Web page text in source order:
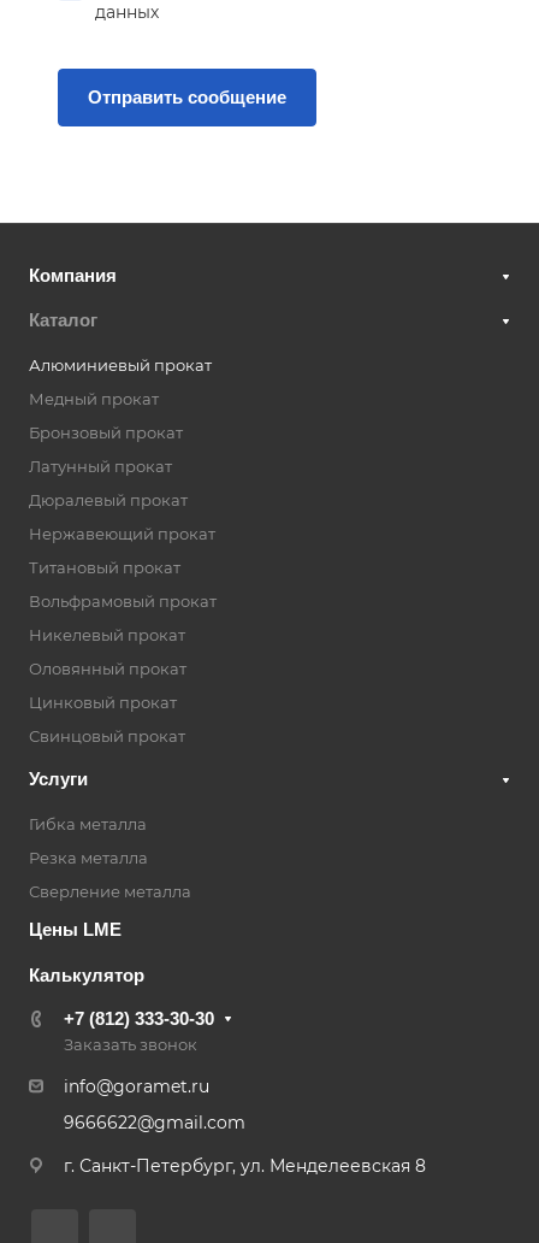
данных
Компания
Каталог
Алюминиевый прокат
Медный прокат
Бронзовый прокат
Латунный прокат
Дюралевый прокат
Нержавеющий прокат
Титановый прокат
Вольфрамовый прокат
Никелевый прокат
Оловянный прокат
Цинковый прокат
Свинцовый прокат
Услуги
Гибка металла
Резка металла
Сверление металла
Цены LME
Калькулятор
+7 (812) 333-30-30
Заказать звонок
info@goramet.ru
9666622@gmail.com
г. Санкт-Петербург, ул. Менделеевская 8